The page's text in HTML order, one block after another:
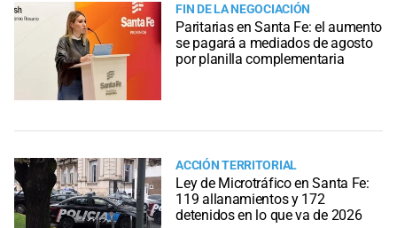
FIN DE LA NEGOCIACIÓN
Paritarias en Santa Fe: el aumento
se pagará a mediados de agosto
por planilla complementaria
ACCIÓN TERRITORIAL
Ley de Microtráfico en Santa Fe:
119 allanamientos y 172
detenidos en lo que va de 2026